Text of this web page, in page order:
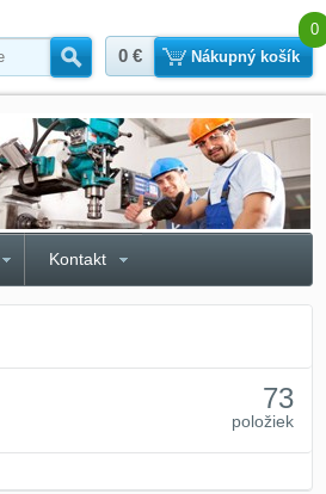
Hľadať
0 €
0
Nákupný košík
Kontakt
73
položiek